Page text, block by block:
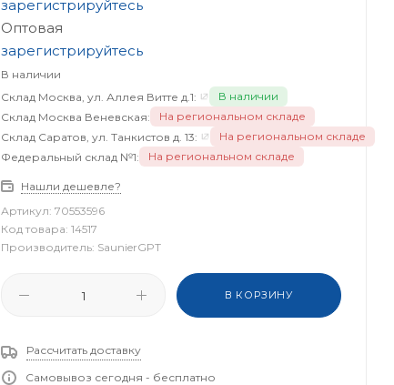
зарегистрируйтесь
Оптовая
зарегистрируйтесь
В наличии
Склад Москва, ул. Аллея Витте д.1:
В наличии
Склад Москва Веневская:
На региональном складе
Склад Саратов, ул. Танкистов д. 13:
На региональном складе
Федеральный склад №1:
На региональном складе
Нашли дешевле?
Артикул: 70553596
Код товара: 14517
Производитель: SaunierGPT
В КОРЗИНУ
Рассчитать доставку
Самовывоз сегодня - бесплатно